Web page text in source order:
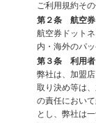
ご利用規約そ
第２条 航空券
航空券ドット
内・海外のパ
第３条 利用者
弊社は、加盟
取り決め等は
の責任におい
とし、弊社は